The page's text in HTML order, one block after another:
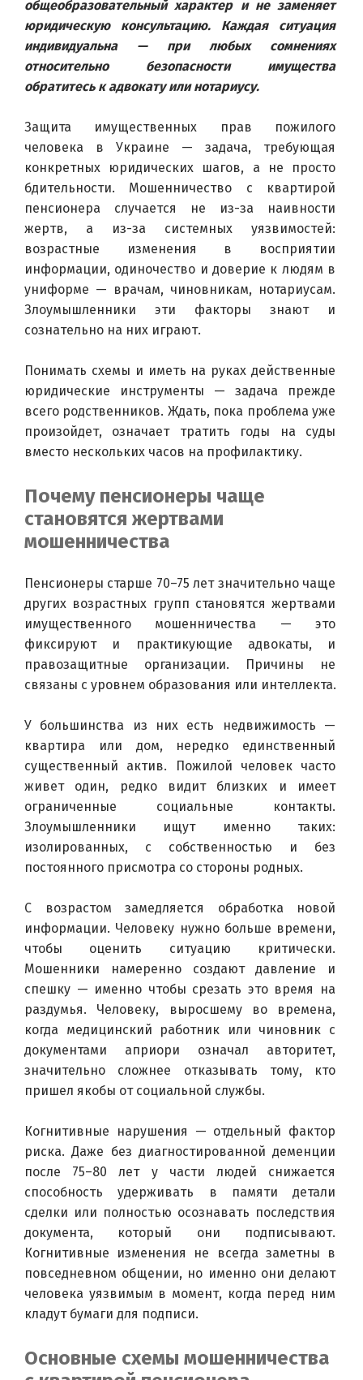
общеобразовательный характер и не заменяет
юридическую консультацию. Каждая ситуация
индивидуальна — при любых сомнениях
относительно безопасности имущества
обратитесь к адвокату или нотариусу.
Защита имущественных прав пожилого
человека в Украине — задача, требующая
конкретных юридических шагов, а не просто
бдительности. Мошенничество с квартирой
пенсионера случается не из-за наивности
жертв, а из-за системных уязвимостей:
возрастные изменения в восприятии
информации, одиночество и доверие к людям в
униформе — врачам, чиновникам, нотариусам.
Злоумышленники эти факторы знают и
сознательно на них играют.
Понимать схемы и иметь на руках действенные
юридические инструменты — задача прежде
всего родственников. Ждать, пока проблема уже
произойдет, означает тратить годы на суды
вместо нескольких часов на профилактику.
Почему пенсионеры чаще
становятся жертвами
мошенничества
Пенсионеры старше 70–75 лет значительно чаще
других возрастных групп становятся жертвами
имущественного мошенничества — это
фиксируют и практикующие адвокаты, и
правозащитные организации. Причины не
связаны с уровнем образования или интеллекта.
У большинства из них есть недвижимость —
квартира или дом, нередко единственный
существенный актив. Пожилой человек часто
живет один, редко видит близких и имеет
ограниченные социальные контакты.
Злоумышленники ищут именно таких:
изолированных, с собственностью и без
постоянного присмотра со стороны родных.
С возрастом замедляется обработка новой
информации. Человеку нужно больше времени,
чтобы оценить ситуацию критически.
Мошенники намеренно создают давление и
спешку — именно чтобы срезать это время на
раздумья. Человеку, выросшему во времена,
когда медицинский работник или чиновник с
документами априори означал авторитет,
значительно сложнее отказывать тому, кто
пришел якобы от социальной службы.
Когнитивные нарушения — отдельный фактор
риска. Даже без диагностированной деменции
после 75–80 лет у части людей снижается
способность удерживать в памяти детали
сделки или полностью осознавать последствия
документа, который они подписывают.
Когнитивные изменения не всегда заметны в
повседневном общении, но именно они делают
человека уязвимым в момент, когда перед ним
кладут бумаги для подписи.
Основные схемы мошенничества